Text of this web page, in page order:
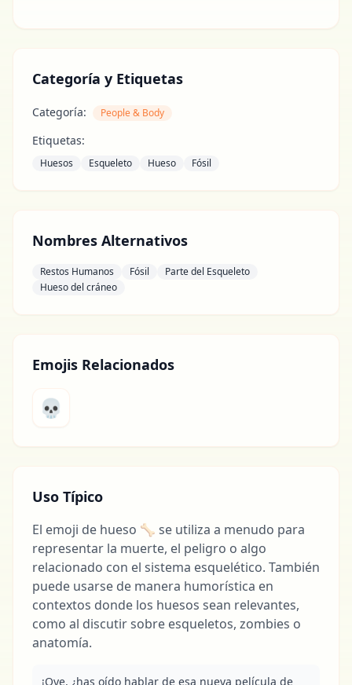
Categoría y Etiquetas
Categoría: People & Body
Etiquetas:
Huesos Esqueleto Hueso Fósil
Nombres Alternativos
Restos Humanos Fósil
Parte del Esqueleto
Hueso del cráneo
Emojis Relacionados
💀
Uso Típico
El emoji de hueso 🦴 se utiliza a menudo para
representar la muerte, el peligro o algo
relacionado con el sistema esquelético. También
puede usarse de manera humorística en
contextos donde los huesos sean relevantes,
como al discutir sobre esqueletos, zombies o
anatomía.
¡Oye, ¿has oído hablar de esa nueva película de